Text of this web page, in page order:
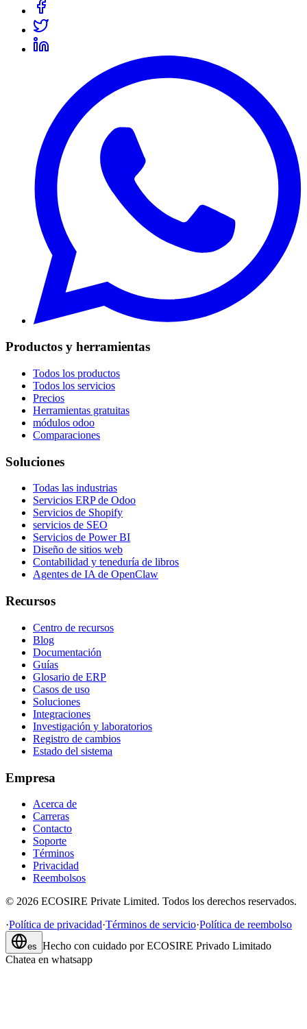
Productos y herramientas
Todos los productos
Todos los servicios
Precios
Herramientas gratuitas
módulos odoo
Comparaciones
Soluciones
Todas las industrias
Servicios ERP de Odoo
Servicios de Shopify
servicios de SEO
Servicios de Power BI
Diseño de sitios web
Contabilidad y teneduría de libros
Agentes de IA de OpenClaw
Recursos
Centro de recursos
Blog
Documentación
Guías
Glosario de ERP
Casos de uso
Soluciones
Integraciones
Investigación y laboratorios
Registro de cambios
Estado del sistema
Empresa
Acerca de
Carreras
Contacto
Soporte
Términos
Privacidad
Reembolsos
© 2026 ECOSIRE Private Limited. Todos los derechos reservados.
·Política de privacidad·Términos de servicio·Política de reembolso
es Hecho con cuidado por ECOSIRE Privado Limitado
Chatea en whatsapp